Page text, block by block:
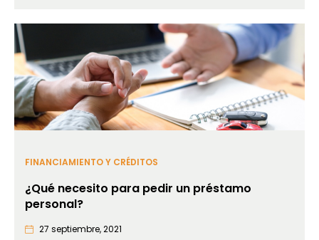
FINANCIAMIENTO Y CRÉDITOS
¿Qué necesito para pedir un préstamo
personal?
27 septiembre, 2021